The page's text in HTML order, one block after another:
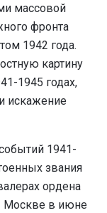
массовой
фронта
1942 года.
картину
1945 годах,
искажение
1941-
звания
ордена
Москве в июне